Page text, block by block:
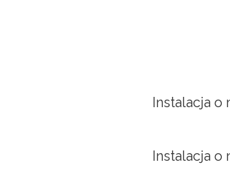
Instalacja o
Instalacja o